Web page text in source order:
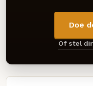
Doe
Of stel